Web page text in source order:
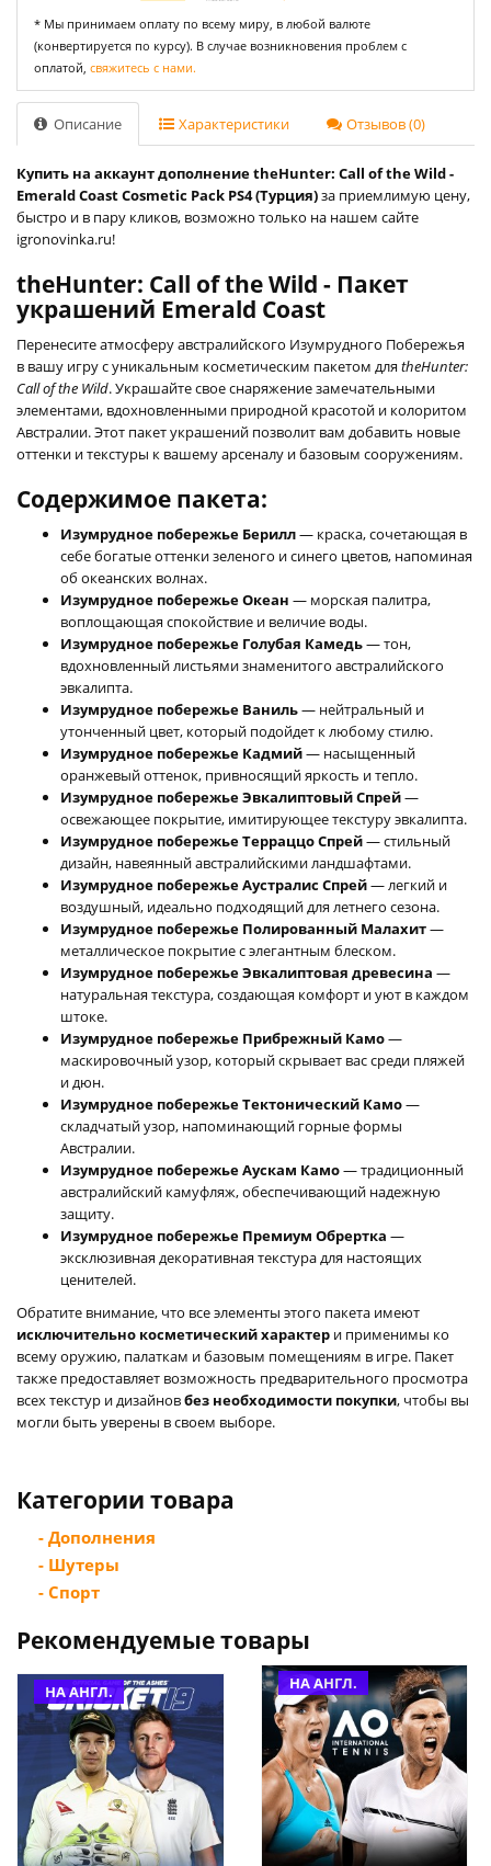
* Мы принимаем оплату по всему миру, в любой валюте
(конвертируется по курсу). В случае возникновения проблем с
оплатой, свяжитесь с нами.
Описание Характеристики Отзывов (0)
Купить на аккаунт дополнение theHunter: Call of the Wild -
Emerald Coast Cosmetic Pack PS4 (Турция)за приемлимую цену,
быстро и в пару кликов, возможно только на нашем сайте
igronovinka.ru!
theHunter: Call of the Wild - Пакет
украшений Emerald Coast
Перенесите атмосферу австралийского Изумрудного Побережья
в вашу игру с уникальным косметическим пакетом для theHunter:
Call of the Wild. Украшайте свое снаряжение замечательными
элементами, вдохновленными природной красотой и колоритом
Австралии. Этот пакет украшений позволит вам добавить новые
оттенки и текстуры к вашему арсеналу и базовым сооружениям.
Содержимое пакета:
Изумрудное побережье Берилл— краска, сочетающая в
себе богатые оттенки зеленого и синего цветов, напоминая
об океанских волнах.
Изумрудное побережье Океан — морская палитра,
воплощающая спокойствие и величие воды.
Изумрудное побережье Голубая Камедь— тон,
вдохновленный листьями знаменитого австралийского
эвкалипта.
Изумрудное побережье Ваниль— нейтральный и
утонченный цвет, который подойдет к любому стилю.
Изумрудное побережье Кадмий— насыщенный
оранжевый оттенок, привносящий яркость и тепло.
Изумрудное побережье Эвкалиптовый Спрей—
освежающее покрытие, имитирующее текстуру эвкалипта.
Изумрудное побережье Терраццо Спрей— стильный
дизайн, навеянный австралийскими ландшафтами.
Изумрудное побережье Аустралис Спрей— легкий и
воздушный, идеально подходящий для летнего сезона.
Изумрудное побережье Полированный Малахит—
металлическое покрытие с элегантным блеском.
Изумрудное побережье Эвкалиптовая древесина —
натуральная текстура, создающая комфорт и уют в каждом
штоке.
Изумрудное побережье Прибрежный Камо—
маскировочный узор, который скрывает вас среди пляжей
и дюн.
Изумрудное побережье Тектонический Камо—
складчатый узор, напоминающий горные формы
Австралии.
Изумрудное побережье Аускам Камо— традиционный
австралийский камуфляж, обеспечивающий надежную
защиту.
Изумрудное побережье Премиум Обрертка —
эксклюзивная декоративная текстура для настоящих
ценителей.
Обратите внимание, что все элементы этого пакета имеют
исключительно косметический характер и применимы ко
всему оружию, палаткам и базовым помещениям в игре. Пакет
также предоставляет возможность предварительного просмотра
всех текстур и дизайновбез необходимости покупки, чтобы вы
могли быть уверены в своем выборе.
Категории товара
- Дополнения
- Шутеры
- Спорт
Рекомендуемые товары
НА АНГЛ. НА АНГЛ.